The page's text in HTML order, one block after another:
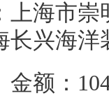
上海市崇
长兴海
额：